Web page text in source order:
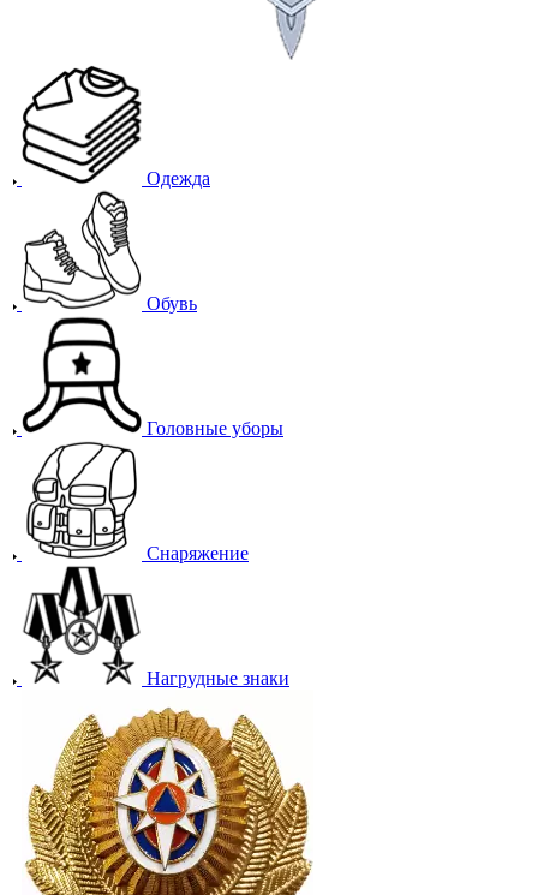
Одежда
Обувь
Головные уборы
Снаряжение
Нагрудные знаки